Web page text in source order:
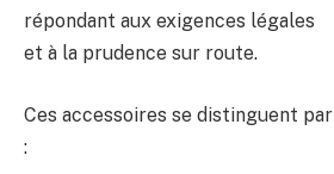
répondant aux exigences légales
et à la prudence sur route.
Ces accessoires se distinguent par
: